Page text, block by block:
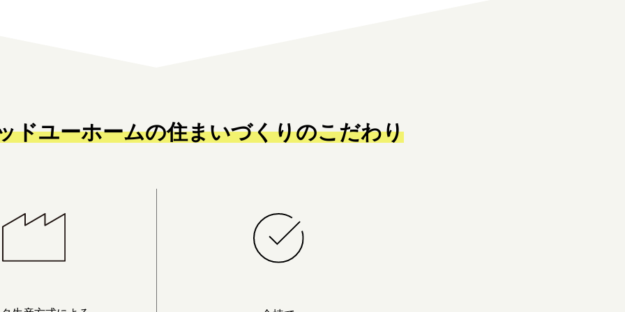
ドユーホームの住まいづくりのこだわり